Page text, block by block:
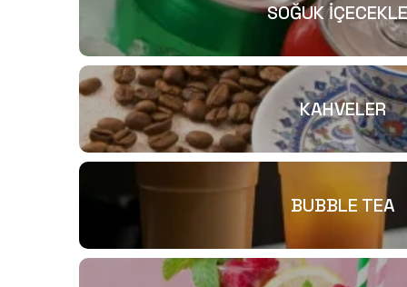
SOĞUK
KAHVELER
BUBBLE TEA